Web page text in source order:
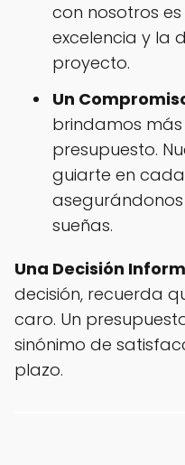
con nosotros
excelencia y la
proyecto.
Un
brindamos
presupuesto.
guiarte en
sueñas.
Una Decisión
decisión, recuerda
caro. Un
sinónimo de
plazo.